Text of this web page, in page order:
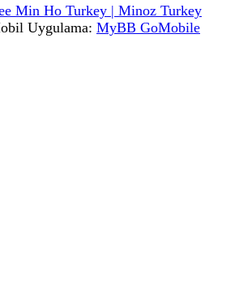
Min Ho Turkey | Minoz Turkey
Uygulama: MyBB GoMobile